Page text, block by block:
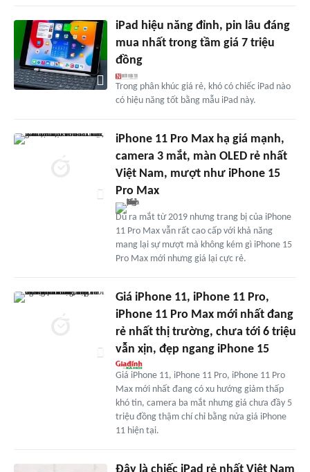
iPad hiệu năng đỉnh, pin lâu đáng
mua nhất trong tầm giá 7 triệu
đồng
Trong phân khúc giá rẻ, khó có chiếc iPad nào
có hiệu năng tốt bằng mẫu iPad này.
iPhone 11 Pro Max hạ giá mạnh,
camera 3 mắt, màn OLED rẻ nhất
Việt Nam, mượt như iPhone 15
Pro Max
Dù ra mắt từ 2019 nhưng trang bị của iPhone
11 Pro Max vẫn rất cao cấp với khả năng
mang lại sự mượt mà không kém gì iPhone 15
Pro Max mới nhưng giá lại cực rẻ.
Giá iPhone 11, iPhone 11 Pro,
iPhone 11 Pro Max mới nhất đang
rẻ nhất thị trường, chưa tới 6 triệu
vẫn xịn, đẹp ngang iPhone 15
Giá iPhone 11, iPhone 11 Pro, iPhone 11 Pro
Max mới nhất đang có xu hướng giảm thấp
khó tin, camera ba mắt nhưng giá chưa đầy 5
triệu đồng thậm chí chỉ bằng nửa giá iPhone
11 hiện tại.